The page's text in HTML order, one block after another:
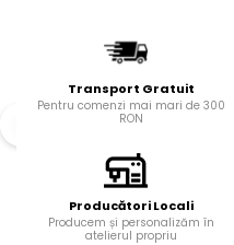
Transport Gratuit
Pentru comenzi mai mari de 300
RON
Producători Locali
Producem și personalizăm în
atelierul propriu